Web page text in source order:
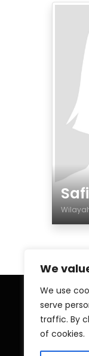
We
We use
serve
traffic. By
of cookies.